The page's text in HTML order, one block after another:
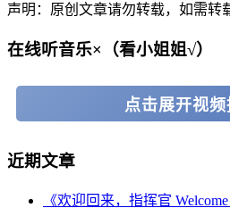
声明：原创文章请勿转载，如需转
在线听音乐×（看小姐姐√）
点击展开视
近期文章
《欢迎回来，指挥官